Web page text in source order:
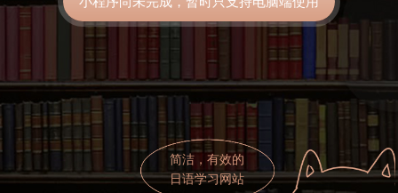
简洁，有效的
日语学习网站